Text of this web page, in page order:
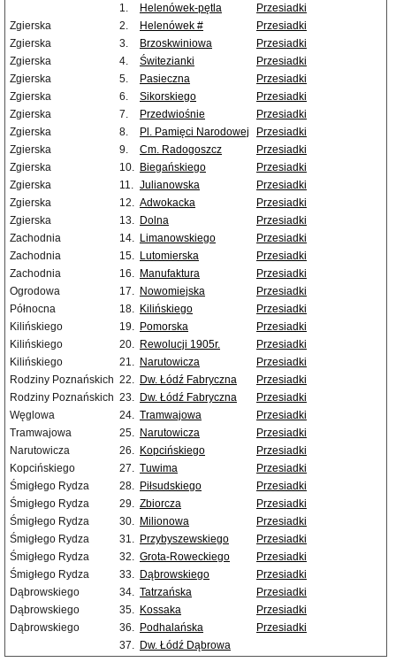
1.
Helenówek-pętla
Przesiadki
Zgierska
2. Helenówek #
Przesiadki
Zgierska
3. Brzoskwiniowa
Przesiadki
Zgierska
4. Świtezianki
Przesiadki
Zgierska
5. Pasieczna
Przesiadki
Zgierska
6. Sikorskiego
Przesiadki
Zgierska
7. Przedwiośnie
Przesiadki
Zgierska
8. Pl. Pamięci Narodowej
Przesiadki
Zgierska
9. Cm. Radogoszcz
Przesiadki
Zgierska
10. Biegańskiego
Przesiadki
Zgierska
11. Julianowska
Przesiadki
Zgierska
12. Adwokacka
Przesiadki
Zgierska
13. Dolna
Przesiadki
Zachodnia
14. Limanowskiego
Przesiadki
Zachodnia
15. Lutomierska
Przesiadki
Zachodnia
16. Manufaktura
Przesiadki
Ogrodowa
17. Nowomiejska
Przesiadki
Północna
18. Kilińskiego
Przesiadki
Kilińskiego
19. Pomorska
Przesiadki
Kilińskiego
20. Rewolucji 1905r.
Przesiadki
Kilińskiego
21. Narutowicza
Przesiadki
Rodziny Poznańskich 22. Dw. Łódź Fabryczna
Przesiadki
Rodziny Poznańskich 23. Dw. Łódź Fabryczna
Przesiadki
Węglowa
24. Tramwajowa
Przesiadki
Tramwajowa
25. Narutowicza
Przesiadki
Narutowicza
26. Kopcińskiego
Przesiadki
Kopcińskiego
27. Tuwima
Przesiadki
Śmigłego Rydza
28. Piłsudskiego
Przesiadki
Śmigłego Rydza
29. Zbiorcza
Przesiadki
Śmigłego Rydza
30. Milionowa
Przesiadki
Śmigłego Rydza
31. Przybyszewskiego
Przesiadki
Śmigłego Rydza
32. Grota-Roweckiego
Przesiadki
Śmigłego Rydza
33. Dąbrowskiego
Przesiadki
Dąbrowskiego
34. Tatrzańska
Przesiadki
Dąbrowskiego
35. Kossaka
Przesiadki
Dąbrowskiego
36. Podhalańska
Przesiadki
37. Dw. Łódź Dąbrowa